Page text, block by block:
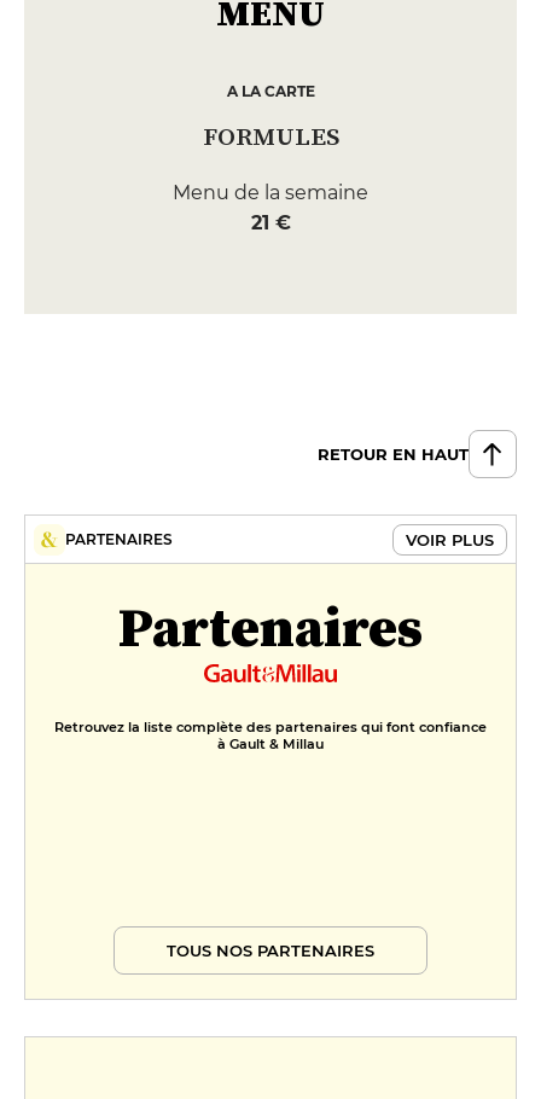
MENU
A LA CARTE
FORMULES
Menu de la semaine
21 €
RETOUR EN HAUT
PARTENAIRES VOIR PLUS
Partenaires
Retrouvez la liste complète des partenaires qui font confiance
à Gault & Millau
TOUS NOS PARTENAIRES